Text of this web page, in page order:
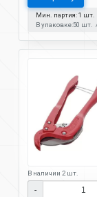
Мин. партия: 1 шт.
В упаковке:50 шт.
В наличии 2 шт.
-